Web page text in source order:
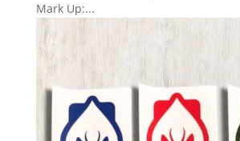
Mark Up:...